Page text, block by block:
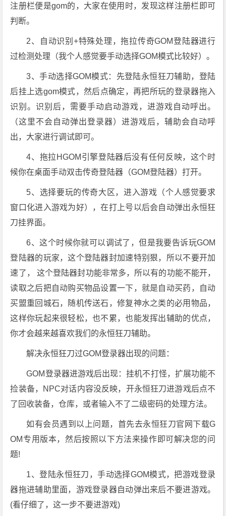
注册栏便是gom的，大家在使用时，发现这样注册栏即可
判断。
2、自动识别+特殊处理，拖拉传奇GOM登陆器进行
过检测处理（我个人感觉要手动选择GOM模式比较好）。
3、手动选择GOM模式：先登陆永恒狂刀辅助，登陆
后挂上选gom模式，然后点确定，再把所玩的登录器拖入
识别。识别后，需要手动启动游戏，进游戏自动呼出。
（这里不会自动弹出登录器）进游戏后，辅助会自动呼
出，大家进行调试即可。
4、拖拉HGOM引擎登陆器后没有任何反映，这个时
候你在桌面手动双击传奇登陆器（GOM登陆器）打开。
5、选择要玩的传奇大区，进入游戏（个人感觉要求
窗口化进入游戏为好），在打上号以后会自动弹出永恒狂
刀挂界面。
6、这个时候你就可以调试了，但是我要告诉玩GOM
登陆器的玩家，这个登陆器封加速特别狠，所以不要开加
速了， 这个登陆器封功能非常多，所以有的功能不能开，
读取之后把自动购买物品设置一下，就是自动买药，自动
买盟重回城石，随机传送石，修复神水之类的必用物品，
这样你玩起来很轻松，也不累，也能发挥出辅助的优点，
你才会越来越喜欢我们的永恒狂刀辅助。
解决永恒狂刀过GOM登录器出现的问题：
GOM登录器进游戏后出现：挂机不打怪，扩展功能不
捡装备，NPC对话内容没反映，开永恒狂刀进游戏后点不
了回收装备，仓库，或者输入不了二级密码的处理方法。
如有会员遇到以上问题，首先去永恒狂刀官网下载G
OM专用版本，然后按照以下方法来操作即可解决您的问
题!
1、登陆永恒狂刀，手动选择GOM模式，把游戏登录
器拖进辅助里面，游戏登录器自动弹出来后不要进游戏。
(看仔细了，这一步不要进游戏)